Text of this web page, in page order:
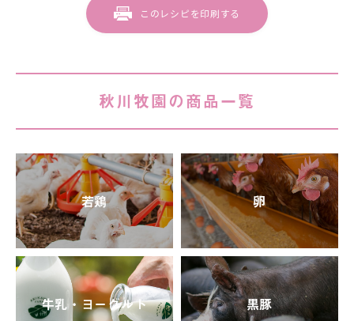
このレシピを印刷する
秋川牧園の商品一覧
若鶏 卵
牛乳・ヨーグルト 黒豚